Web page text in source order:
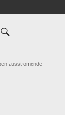
ausströmende